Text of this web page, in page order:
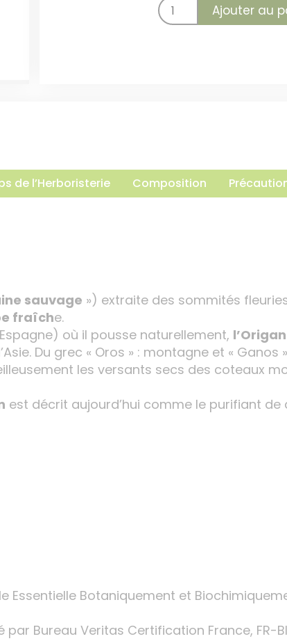
Ajouter au
de l’Herboristerie Composition
sauvage ») extraite des sommités
fraîche.
où il pousse naturellement, l’Origan
Du grec « Oros » : montagne et « Ganos
les versants secs des coteaux
est décrit aujourd’hui comme le purifiant de
Essentielle Botaniquement et
Bureau Veritas Certification France, FR-